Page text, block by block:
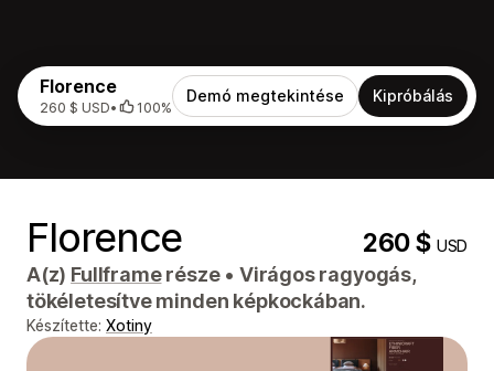
Florence
260 $ USD• 100%
Demó megtekintése Kipróbálás
Florence 260 $USD
A(z) Fullframerésze • Virágos ragyogás,
tökéletesítve minden képkockában.
Készítette: Xotiny